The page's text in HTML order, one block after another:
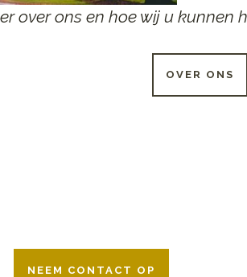
over ons en hoe wij u kunnen
OVER ONS
NEEM CONTACT OP